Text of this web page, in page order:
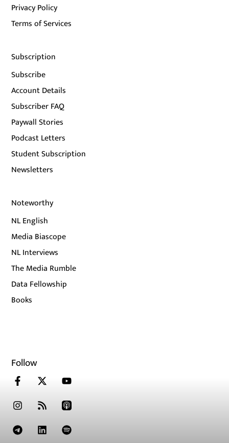
Privacy Policy
Terms of Services
Subscription
Subscribe
Account Details
Subscriber FAQ
Paywall Stories
Podcast Letters
Student Subscription
Newsletters
Noteworthy
NL English
Media Biascope
NL Interviews
The Media Rumble
Data Fellowship
Books
Follow